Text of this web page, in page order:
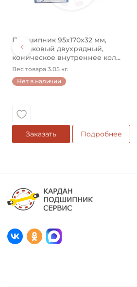
Подшипник 95х170х32 мм,
шариковый двухрядный,
коническое внутреннее кол...
Вес товара 3.05 кг.
Нет в наличии
Заказать Подробнее